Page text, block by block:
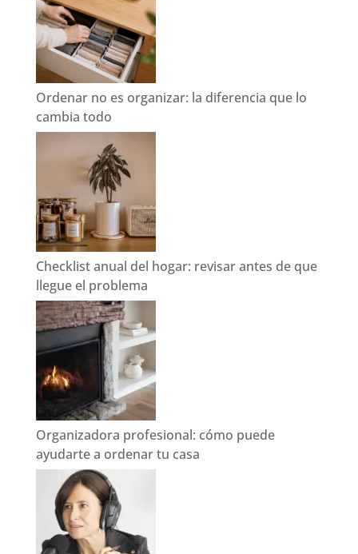
Ordenar no es organizar: la diferencia que lo
cambia todo
Checklist anual del hogar: revisar antes de que
llegue el problema
Organizadora profesional: cómo puede
ayudarte a ordenar tu casa